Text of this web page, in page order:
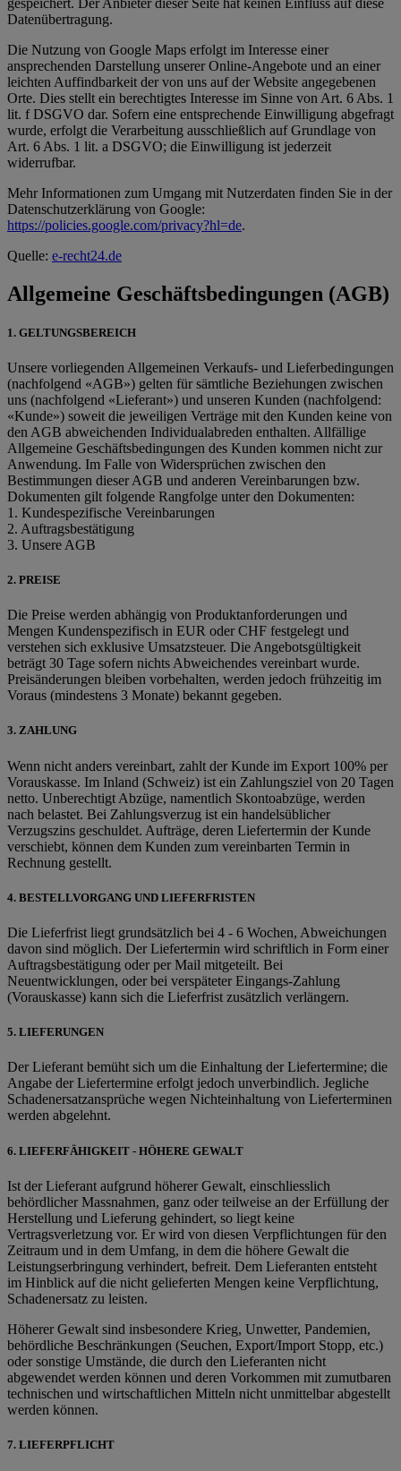
Datenübertragung.
Die Nutzung von Google Maps erfolgt im Interesse einer
ansprechenden Darstellung unserer Online-Angebote und an einer
leichten Auffindbarkeit der von uns auf der Website angegebenen
Orte. Dies stellt ein berechtigtes Interesse im Sinne von Art. 6 Abs. 1
lit. f DSGVO dar. Sofern eine entsprechende Einwilligung abgefragt
wurde, erfolgt die Verarbeitung ausschließlich auf Grundlage von
Art. 6 Abs. 1 lit. a DSGVO; die Einwilligung ist jederzeit
widerrufbar.
Mehr Informationen zum Umgang mit Nutzerdaten finden Sie in der
Datenschutzerklärung von Google:
https://policies.google.com/privacy?hl=de.
Quelle: e-recht24.de
Allgemeine Geschäftsbedingungen (AGB)
1. GELTUNGSBEREICH
Unsere vorliegenden Allgemeinen Verkaufs- und Lieferbedingungen
(nachfolgend «AGB») gelten für sämtliche Beziehungen zwischen
uns (nachfolgend «Lieferant») und unseren Kunden (nachfolgend:
«Kunde») soweit die jeweiligen Verträge mit den Kunden keine von
den AGB abweichenden Individualabreden enthalten. Allfällige
Allgemeine Geschäftsbedingungen des Kunden kommen nicht zur
Anwendung. Im Falle von Widersprüchen zwischen den
Bestimmungen dieser AGB und anderen Vereinbarungen bzw.
Dokumenten gilt folgende Rangfolge unter den Dokumenten:
1. Kundespezifische Vereinbarungen
2. Auftragsbestätigung
3. Unsere AGB
2. PREISE
Die Preise werden abhängig von Produktanforderungen und
Mengen Kundenspezifisch in EUR oder CHF festgelegt und
verstehen sich exklusive Umsatzsteuer. Die Angebotsgültigkeit
beträgt 30 Tage sofern nichts Abweichendes vereinbart wurde.
Preisänderungen bleiben vorbehalten, werden jedoch frühzeitig im
Voraus (mindestens 3 Monate) bekannt gegeben.
3. ZAHLUNG
Wenn nicht anders vereinbart, zahlt der Kunde im Export 100% per
Vorauskasse. Im Inland (Schweiz) ist ein Zahlungsziel von 20 Tagen
netto. Unberechtigt Abzüge, namentlich Skontoabzüge, werden
nach belastet. Bei Zahlungsverzug ist ein handelsüblicher
Verzugszins geschuldet. Aufträge, deren Liefertermin der Kunde
verschiebt, können dem Kunden zum vereinbarten Termin in
Rechnung gestellt.
4. BESTELLVORGANG UND LIEFERFRISTEN
Die Lieferfrist liegt grundsätzlich bei 4 - 6 Wochen, Abweichungen
davon sind möglich. Der Liefertermin wird schriftlich in Form einer
Auftragsbestätigung oder per Mail mitgeteilt. Bei
Neuentwicklungen, oder bei verspäteter Eingangs-Zahlung
(Vorauskasse) kann sich die Lieferfrist zusätzlich verlängern.
5. LIEFERUNGEN
Der Lieferant bemüht sich um die Einhaltung der Liefertermine; die
Angabe der Liefertermine erfolgt jedoch unverbindlich. Jegliche
Schadenersatzansprüche wegen Nichteinhaltung von Lieferterminen
werden abgelehnt.
6. LIEFERFÄHIGKEIT - HÖHERE GEWALT
Ist der Lieferant aufgrund höherer Gewalt, einschliesslich
behördlicher Massnahmen, ganz oder teilweise an der Erfüllung der
Herstellung und Lieferung gehindert, so liegt keine
Vertragsverletzung vor. Er wird von diesen Verpflichtungen für den
Zeitraum und in dem Umfang, in dem die höhere Gewalt die
Leistungserbringung verhindert, befreit. Dem Lieferanten entsteht
im Hinblick auf die nicht gelieferten Mengen keine Verpflichtung,
Schadenersatz zu leisten.
Höherer Gewalt sind insbesondere Krieg, Unwetter, Pandemien,
behördliche Beschränkungen (Seuchen, Export/Import Stopp, etc.)
oder sonstige Umstände, die durch den Lieferanten nicht
abgewendet werden können und deren Vorkommen mit zumutbaren
technischen und wirtschaftlichen Mitteln nicht unmittelbar abgestellt
werden können.
7. LIEFERPFLICHT